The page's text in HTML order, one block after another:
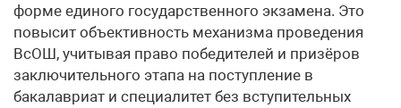
форме единого государственного экзамена. Это
повысит объективность механизма проведения
ВсОШ, учитывая право победителей и призёров
заключительного этапа на поступление в
бакалавриат и специалитет без вступительных